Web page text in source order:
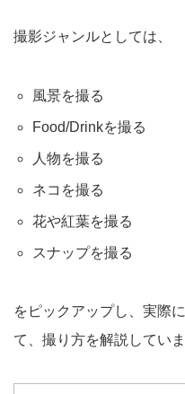
撮影ジャンルとしては、
風景を撮る
Food/Drinkを撮る
人物を撮る
ネコを撮る
花や紅葉を撮る
スナップを撮る
をピックアップし、実際
て、撮り方を解説していま